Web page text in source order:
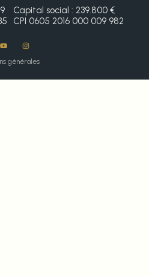
Capital social : 239.800 €
CPI 0605 2016 000 009 982
générales